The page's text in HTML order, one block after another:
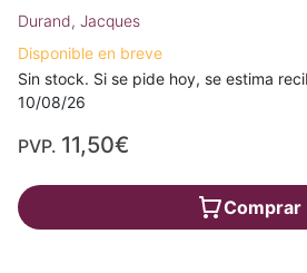
Durand, Jacques
Disponible en breve
Sin stock. Si se pide hoy, se estima
10/08/26
PVP. 11,50€
Comprar